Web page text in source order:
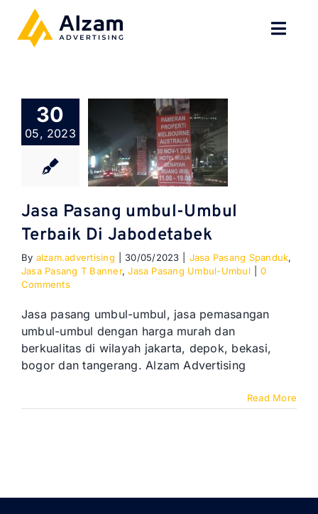
content
TENTANG
SPESIALISASI
GALERI
KONTAK
BLOG
30
05, 2023
Jasa Pasang umbul-Umbul
Terbaik Di Jabodetabek
By alzam.advertising 30/05/2023 Jasa Pasang Spanduk,
Jasa Pasang T Banner,Jasa Pasang Umbul-Umbul
0
Comments
Jasa pasang umbul-umbul, jasa pemasangan
umbul-umbul dengan harga murah dan
berkualitas di wilayah jakarta, depok, bekasi,
bogor dan tangerang. Alzam Advertising
Read More